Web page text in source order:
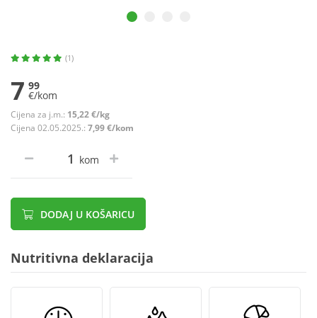
(1)
7 99
€/kom
Cijena za j.m.: 15,22 €/kg
Cijena 02.05.2025.: 7,99 €/kom
kom
DODAJ U KOŠARICU
Nutritivna deklaracija